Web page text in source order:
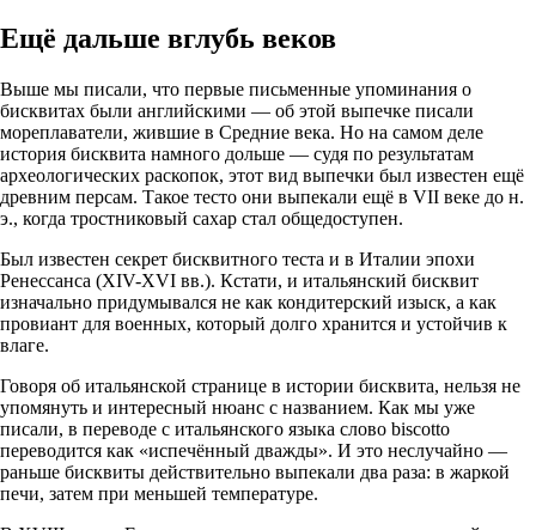
Ещё дальше вглубь веков
Выше мы писали, что первые письменные упоминания о
бисквитах были английскими — об этой выпечке писали
мореплаватели, жившие в Средние века. Но на самом деле
история бисквита намного дольше — судя по результатам
археологических раскопок, этот вид выпечки был известен ещё
древним персам. Такое тесто они выпекали ещё в VII веке до н.
э., когда тростниковый сахар стал общедоступен.
Был известен секрет бисквитного теста и в Италии эпохи
Ренессанса (XIV-XVI вв.). Кстати, и итальянский бисквит
изначально придумывался не как кондитерский изыск, а как
провиант для военных, который долго хранится и устойчив к
влаге.
Говоря об итальянской странице в истории бисквита, нельзя не
упомянуть и интересный нюанс с названием. Как мы уже
писали, в переводе с итальянского языка слово biscotto
переводится как «испечённый дважды». И это неслучайно —
раньше бисквиты действительно выпекали два раза: в жаркой
печи, затем при меньшей температуре.